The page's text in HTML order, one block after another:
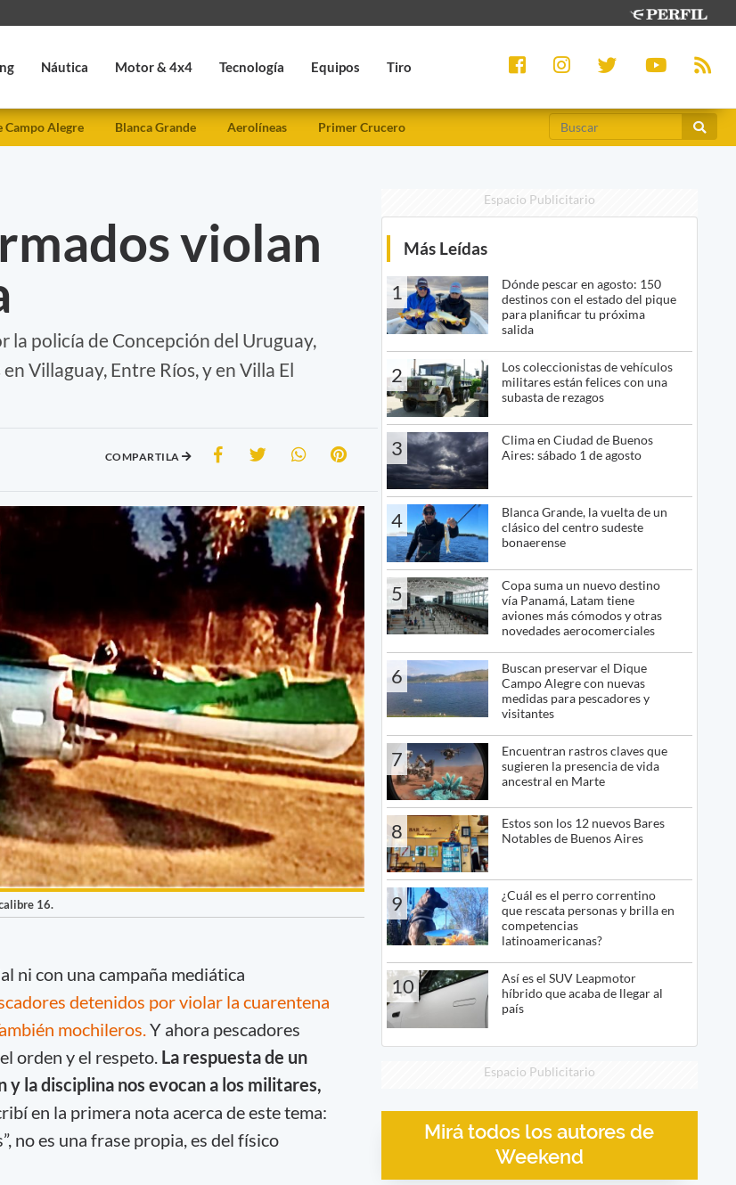
Náutica Motor & 4x4 Tecnología Equipos Tiro
Campo Alegre Blanca Grande Aerolíneas Primer Crucero
violan
policía de Concepción del Uruguay,
Villaguay, Entre Ríos, y en Villa El
COMPARTILA
16.
ni con una campaña mediática
detenidos por violar la cuarentena
mochileros. Y ahora pescadores
orden y el respeto. La respuesta de un
la disciplina nos evocan a los militares,
en la primera nota acerca de este tema:
no es una frase propia, es del físico
Espacio Publicitario
Más Leídas
1
Dónde pescar en agosto: 150
destinos con el estado del pique
para planificar tu próxima
salida
2
Los coleccionistas de vehículos
militares están felices con una
subasta de rezagos
3
Clima en Ciudad de Buenos
Aires: sábado 1 de agosto
4
Blanca Grande, la vuelta de un
clásico del centro sudeste
bonaerense
5
Copa suma un nuevo destino
vía Panamá, Latam tiene
aviones más cómodos y otras
novedades aerocomerciales
6
Buscan preservar el Dique
Campo Alegre con nuevas
medidas para pescadores y
visitantes
7
Encuentran rastros claves que
sugieren la presencia de vida
ancestral en Marte
8
Estos son los 12 nuevos Bares
Notables de Buenos Aires
9
¿Cuál es el perro correntino
que rescata personas y brilla en
competencias
latinoamericanas?
10
Así es el SUV Leapmotor
híbrido que acaba de llegar al
país
Espacio Publicitario
Mirá todos los autores de
Weekend